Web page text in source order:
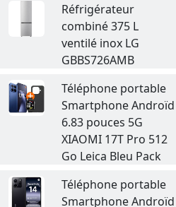
Réfrigérateur
combiné 375 L
ventilé inox LG
GBBS726AMB
Téléphone portable
Smartphone Androïd
6.83 pouces 5G
XIAOMI 17T Pro 512
Go Leica Bleu Pack
Téléphone portable
Smartphone Androïd